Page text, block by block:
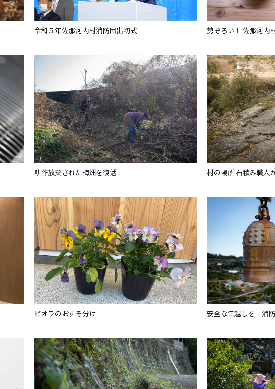
令和５年佐那河内村消防団出初式 勢ぞろい！ 佐那河内
耕作放棄された梅畑を復活 村の場所 石積み職人
ビオラのおすそ分け 安全な年越しを 消